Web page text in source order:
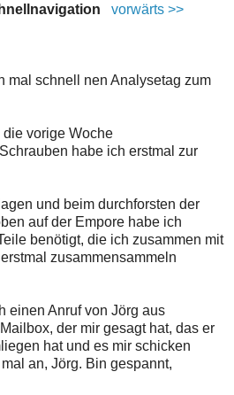
vorwärts >>
mal schnell nen Analysetag zum
vorige Woche
habe ich erstmal zur
und beim durchforsten der
auf der Empore habe ich
benötigt, die ich zusammen mit
zusammensammeln
einen Anruf von Jörg aus
der mir gesagt hat, das er
hat und es mir schicken
an, Jörg. Bin gespannt,